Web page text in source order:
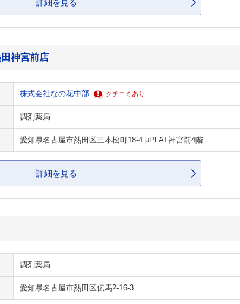
詳細を見る
神宮前店
株式会社なの花中部 クチコミあり
調剤薬局
愛知県名古屋市熱田区三本松町18-4 μPLAT神宮前4階
詳細を見る
調剤薬局
愛知県名古屋市熱田区伝馬2-16-3